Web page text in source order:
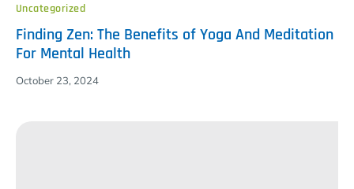
Uncategorized
Finding Zen: The Benefits of Yoga And Meditation
For Mental Health
October 23, 2024